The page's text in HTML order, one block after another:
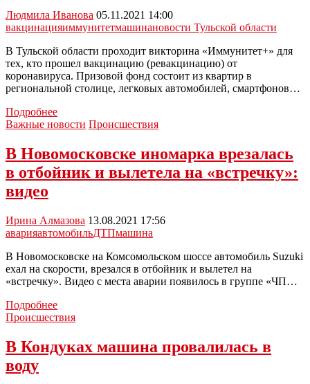
Людмила Иванова 05.11.2021 14:00
вакцинацияиммунитетмашинановости Тульской области
В Тульской области проходит викторина «Иммунитет+» для
тех, кто прошел вакцинацию (ревакцинацию) от
коронавируса. Призовой фонд состоит из квартир в
региональной столице, легковых автомобилей, смартфонов…
ПодробнееВакцинированные
новомосковцы
квартиру
или
Важные новости Происшествия
В Новомосковске иномарка врезалась
в отбойник и вылетела на «встречку»:
видео
Ирина Алмазова 13.08.2021 17:56
аварияавтомобильДТПмашина
В Новомосковске на Комсомольском шоссе автомобиль Suzuki
ехал на скорости, врезался в отбойник и вылетел на
«встречку». Видео с места аварии появилось в группе «ЧП…
ПодробнееВ
Новомосковске
в
Происшествия
В Кондуках машина провалилась в
воду